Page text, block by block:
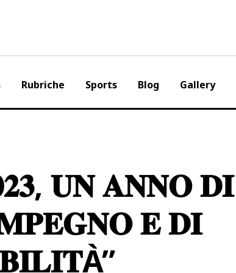
Rubriche Sports Blog Gallery
𝐔𝐍 𝐀𝐍𝐍𝐎 𝐃𝐈
𝐄 𝐃𝐈